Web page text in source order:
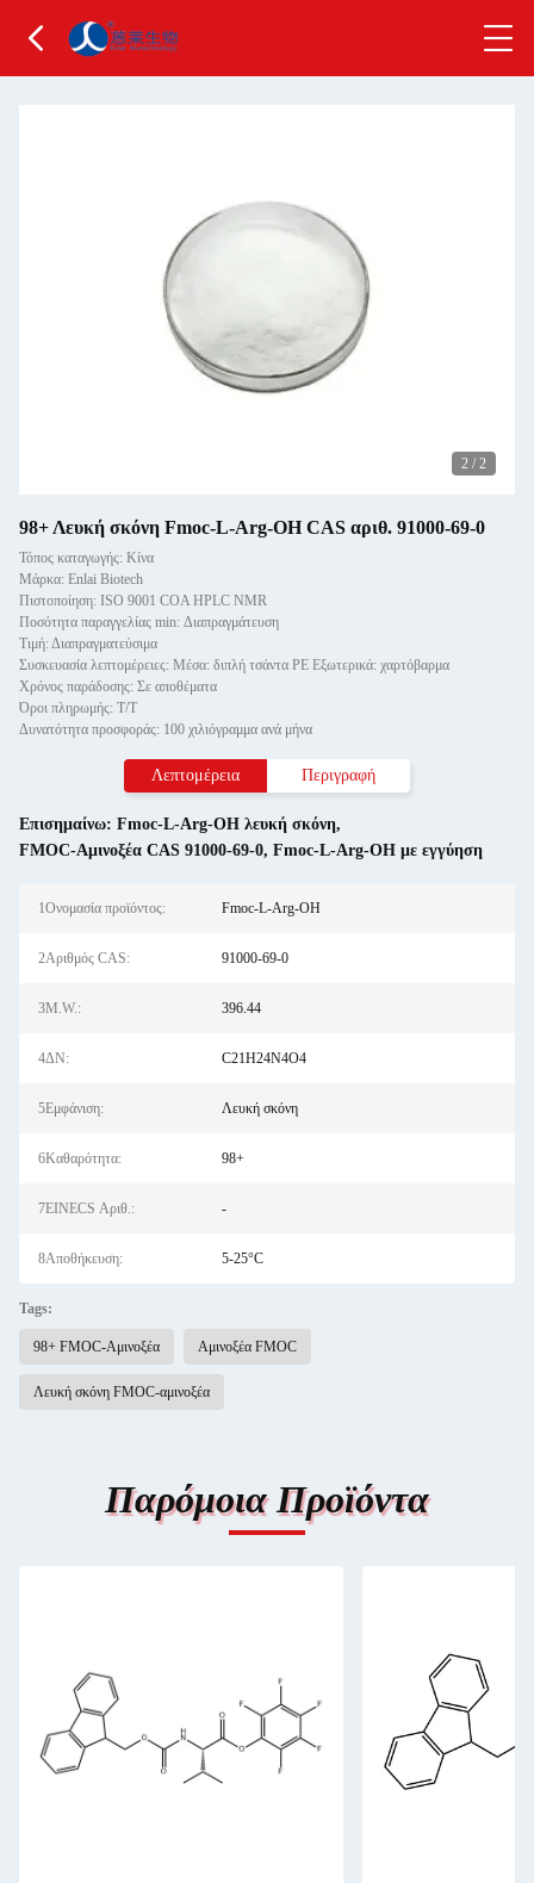
2 / 2
98+ Λευκή σκόνη Fmoc-L-Arg-OH CAS αριθ. 91000-69-0
Τόπος καταγωγής: Κίνα
Μάρκα: Enlai Biotech
Πιστοποίηση: ISO 9001 COA HPLC NMR
Ποσότητα παραγγελίας min: Διαπραγμάτευση
Τιμή: Διαπραγματεύσιμα
Συσκευασία λεπτομέρειες: Μέσα: διπλή τσάντα PE Εξωτερικά: χαρτόβαρμα
Χρόνος παράδοσης: Σε αποθέματα
Όροι πληρωμής: Τ/Τ
Δυνατότητα προσφοράς: 100 χιλιόγραμμα ανά μήνα
Λεπτομέρεια Περιγραφή
Επισημαίνω: Fmoc-L-Arg-OH λευκή σκόνη,
FMOC-Αμινοξέα CAS 91000-69-0, Fmoc-L-Arg-OH με εγγύηση
1Ονομασία προϊόντος: Fmoc-L-Arg-OH
2Αριθμός CAS: 91000-69-0
3M.W.: 396.44
4ΔΝ: C21H24N4O4
5Εμφάνιση: Λευκή σκόνη
6Καθαρότητα: 98+
7EINECS Αριθ.: -
8Αποθήκευση: 5-25°C
Tags:
98+ FMOC-Αμινοξέα Αμινοξέα FMOC
Λευκή σκόνη FMOC-αμινοξέα
Παρόμοια Προϊόντα